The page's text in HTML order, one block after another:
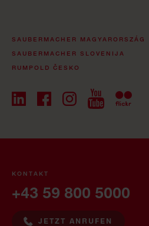
SAUBERMACHER MAGYARORSZÁG
SAUBERMACHER SLOVENIJA
RUMPOLD ČESKO
KONTAKT
+43 59 800 5000
JETZT ANRUFEN